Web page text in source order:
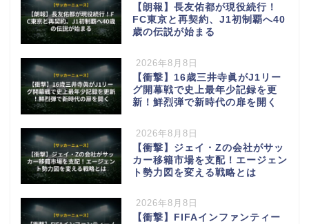
【朗報】長友佑都が現役続行！
FC東京と再契約、J1初制覇へ40
歳の伝説が始まる
2026年8月8日
【衝撃】16歳三井寺眞がJ1リー
グ開幕戦で史上最年少記録を更
新！鮮烈弾で新時代の扉を開く
2026年8月8日
【衝撃】ジェイ・Zの会社がサッ
カー移籍市場を支配！エージェン
ト勢力図を変える戦略とは
2026年8月8日
【衝撃】FIFAインファンティー